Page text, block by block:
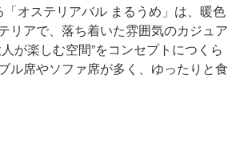
オステリアバル まるうめ」は、暖色
リアで、落ち着いた雰囲気のカジュア
が楽しむ空間”をコンセプトにつくら
ル席やソファ席が多く、ゆったりと食